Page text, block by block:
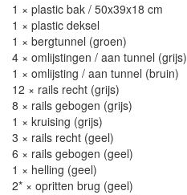
1 × plastic bak / 50x39x18 cm
1 × plastic deksel
1 × bergtunnel (groen)
4 × omlijstingen / aan tunnel (grijs)
1 × omlijsting / aan tunnel (bruin)
12 × rails recht (grijs)
8 × rails gebogen (grijs)
1 × kruising (grijs)
3 × rails recht (geel)
6 × rails gebogen (geel)
1 × helling (geel)
2* × opritten brug (geel)